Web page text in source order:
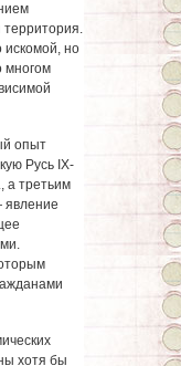
искомой, но
многом
опыт
Русь IX-
а третьим
явление
хотя бы